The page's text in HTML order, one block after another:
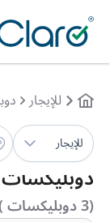
للإيجار
للإيجار
دوبليكسات
(3 دوبليكسات )
الترتيب:تلقائي